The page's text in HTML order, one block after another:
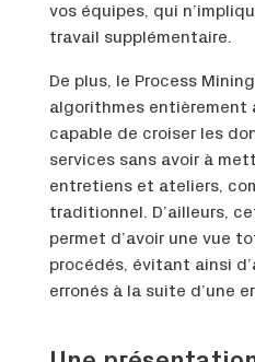
vos équipes, qui
travail supplémentaire.
De plus, le Process
algorithmes entièrement
capable de croiser les
services sans avoir à
entretiens et ateliers,
traditionnel. D’ailleurs,
permet d’avoir une vue
procédés, évitant ainsi
erronés à la suite d’une